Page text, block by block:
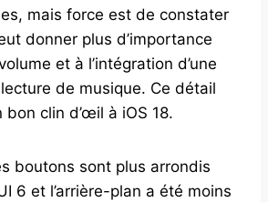
mais force est de constater
donner plus d’importance
et à l’intégration d’une
de musique. Ce détail
bon clin d’œil à iOS 18.
boutons sont plus arrondis
6 et l’arrière-plan a été moins